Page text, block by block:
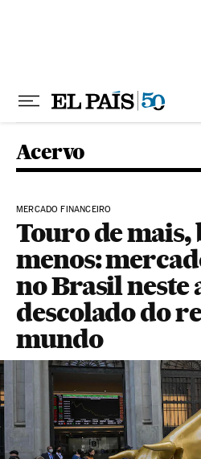
Acervo
MERCADO FINANCEIRO
Touro de mais,
menos:
no Brasil neste
descolado do
mundo